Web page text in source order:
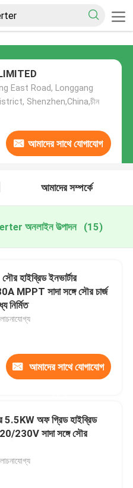
East Road, Longgang
Shenzhen,China,চীন
আমাদের সাথে যোগাযোগ
আমাদের সম্পর্কে
অনলাইন উত্পাদন (15)
হাইব্রিড ইনভার্টার
MPPT সাদা সঙ্গে সৌর চার্জ
নির্মিত
আমাদের সাথে যোগাযোগ
5.5KW অফ গ্রিড হাইব্রিড
230V সাদা সঙ্গে সৌর